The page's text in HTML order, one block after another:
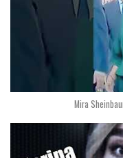
Mira